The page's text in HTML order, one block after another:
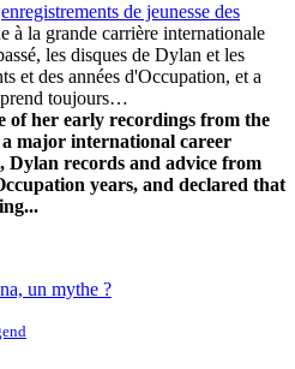
enregistrements de jeunesse des
à la grande carrière internationale
les disques de Dylan et les
et des années d'Occupation, et a
toujours…
of her early recordings from the
major international career
Dylan records and advice from
years, and declared that
un mythe ?